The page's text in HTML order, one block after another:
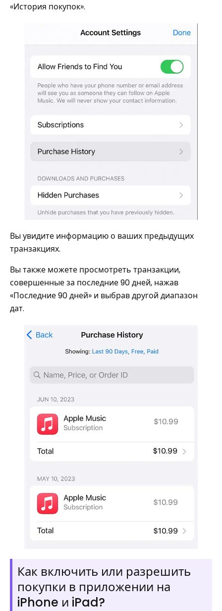
«История покупок».
Вы увидите информацию о ваших предыдущих
транзакциях.
Вы также можете просмотреть транзакции,
совершенные за последние 90 дней, нажав
«Последние 90 дней» и выбрав другой диапазон
дат.
Как включить или разрешить
покупки в приложении на
iPhone и iPad?